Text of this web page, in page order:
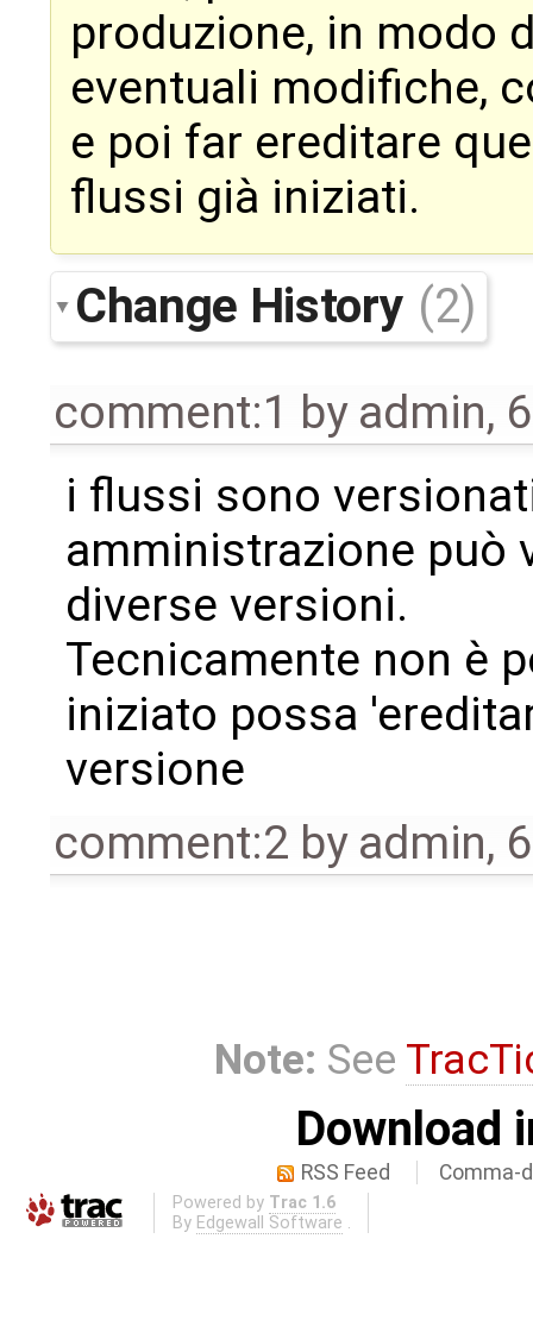
produzione, in modo
eventuali modifiche,
e poi far ereditare
flussi già iniziati.
Change History (2)
comment:1 by admin,
i flussi sono
amministrazione può
diverse versioni.
Tecnicamente non è
iniziato possa
versione
comment:2 by admin,
Note: See
Download
RSS Feed Comma-
Powered by Trac 1.6
By Edgewall Software .